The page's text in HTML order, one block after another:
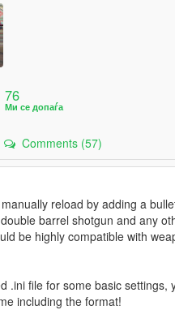
76
Ми се допаѓа
Comments (57)
reload by adding a
barrel shotgun and any
be highly compatible with
.ini file for some basic
including the format!